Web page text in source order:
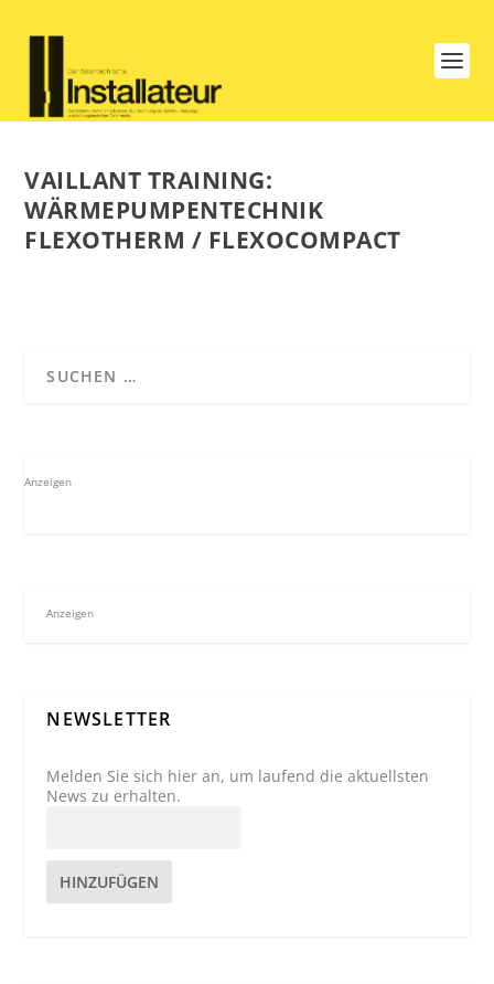
VAILLANT TRAINING:
WÄRMEPUMPENTECHNIK
FLEXOTHERM / FLEXOCOMPACT
Anzeigen
Anzeigen
NEWSLETTER
Melden Sie sich hier an, um laufend die aktuellsten
News zu erhalten.
HINZUFÜGEN